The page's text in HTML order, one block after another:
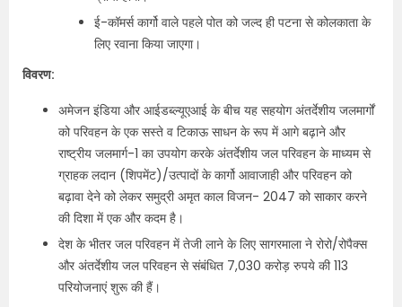
ई-कॉमर्स कार्गो वाले पहले पोत को जल्द ही पटना से कोलकाता के
लिए रवाना किया जाएगा।
विवरण:
अमेजन इंडिया और आईडब्ल्यूएआई के बीच यह सहयोग अंतर्देशीय जलमार्गों
को परिवहन के एक सस्ते व टिकाऊ साधन के रूप में आगे बढ़ाने और
राष्ट्रीय जलमार्ग-1 का उपयोग करके अंतर्देशीय जल परिवहन के माध्यम से
ग्राहक लदान (शिपमेंट)/उत्पादों के कार्गो आवाजाही और परिवहन को
बढ़ावा देने को लेकर समुद्री अमृत काल विजन- 2047 को साकार करने
की दिशा में एक और कदम है।
देश के भीतर जल परिवहन में तेजी लाने के लिए सागरमाला ने रोरो/रोपैक्स
और अंतर्देशीय जल परिवहन से संबंधित 7,030 करोड़ रुपये की 113
परियोजनाएं शुरू की हैं।